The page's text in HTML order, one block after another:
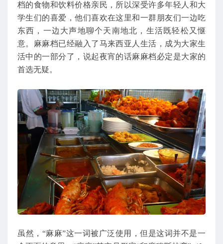
档的食物和饮料价格亲民，所以深受许多年轻人和大
学生们的喜爱，他们喜欢在这里和一群朋友们一边吃
东西，一边大声地聊个天南地北，生活既轻松又惬
意。麻麻档已经融入了马来西亚人生活，成为大家生
活中的一部分了，说起夜宵的话麻麻档必定是大家的
首选无疑。
虽然，“麻麻”这一词被广泛使用，但是这词并不是一